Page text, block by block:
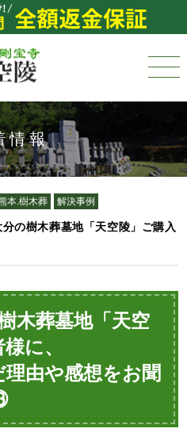
情報
本.樹木葬 解決事例
の樹木葬墓地「天空陵」ご購入
木葬墓地「天空
に、
由や感想をお聞